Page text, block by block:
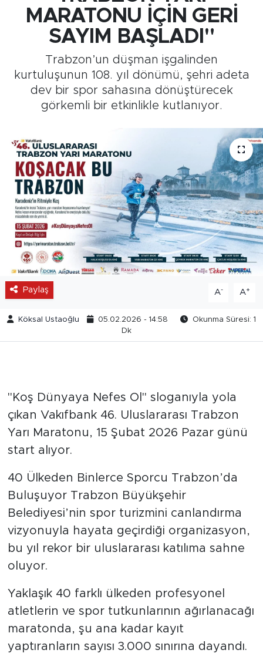
MARATONU İÇİN GERİ
SAYIM BAŞLADI"
Trabzon’un düşman işgalinden
kurtuluşunun 108. yıl dönümü, şehri adeta
dev bir spor sahasına dönüştürecek
görkemli bir etkinlikle kutlanıyor.
Paylaş A- A+
Köksal Ustaoğlu 05.02.2026 - 14:58
Okunma Süresi: 1
Dk
"Koş Dünyaya Nefes Ol" sloganıyla yola
çıkan Vakıfbank 46. Uluslararası Trabzon
Yarı Maratonu, 15 Şubat 2026 Pazar günü
start alıyor.
40 Ülkeden Binlerce Sporcu Trabzon’da
Buluşuyor Trabzon Büyükşehir
Belediyesi’nin spor turizmini canlandırma
vizyonuyla hayata geçirdiği organizasyon,
bu yıl rekor bir uluslararası katılıma sahne
oluyor.
Yaklaşık 40 farklı ülkeden profesyonel
atletlerin ve spor tutkunlarının ağırlanacağı
maratonda, şu ana kadar kayıt
yaptıranların sayısı 3.000 sınırına dayandı.
Medya
Siyaset
Teknoloji
GURBETTEN SILAYA
Foto Galeri
Köşe Yazarları
Manşet
Ulusal Son Dakika Haberleri